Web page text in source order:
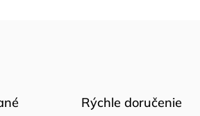
Rýchle doručenie